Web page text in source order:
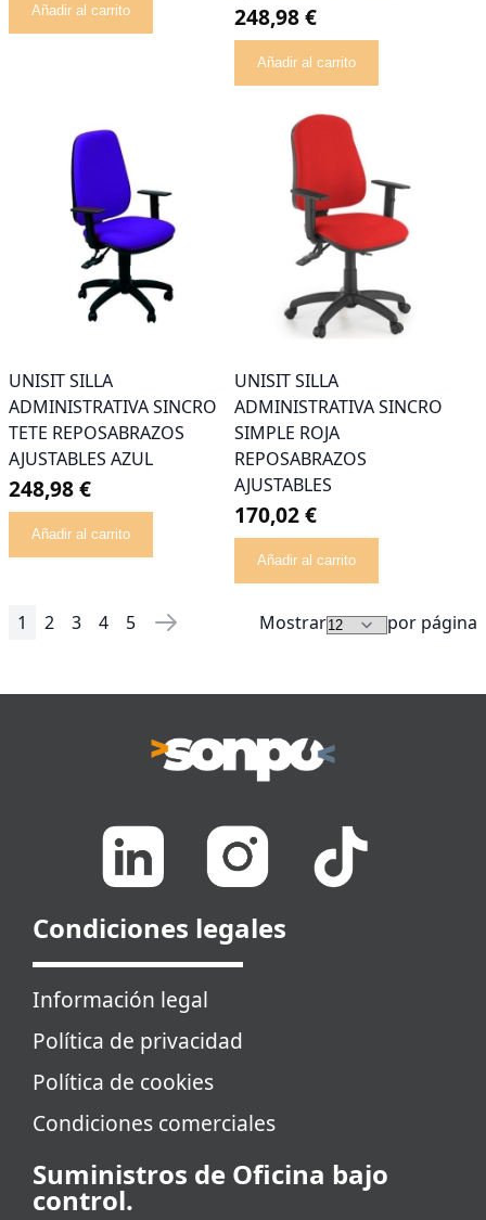
Añadir al carrito 248,98 €
Añadir al carrito
UNISIT SILLA
ADMINISTRATIVA SINCRO
TETE REPOSABRAZOS
AJUSTABLES AZUL
248,98 €
Añadir al carrito
UNISIT SILLA
ADMINISTRATIVA SINCRO
SIMPLE ROJA
REPOSABRAZOS
AJUSTABLES
170,02 €
Añadir al carrito
Página
Actualmente estás leyendo página
1 Página
2 Página
3 Página
4 Página
5 Página
Siguiente Mostrar por página
Condiciones legales
Información legal
Política de privacidad
Política de cookies
Condiciones comerciales
Suministros de Oficina bajo
control.